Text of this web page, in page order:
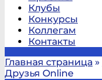
Клубы
Конкурсы
Коллегам
Контакты
Главная страница »
Друзья Online